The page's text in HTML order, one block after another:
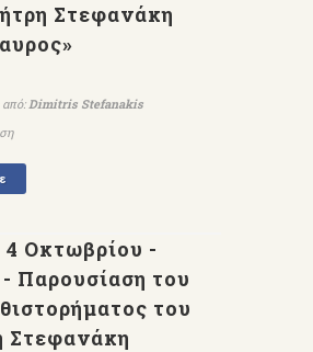
Στεφανάκη
από:Dimitris Stefanakis
4 Οκτωβρίου -
Παρουσίαση του
του
Στεφανάκη